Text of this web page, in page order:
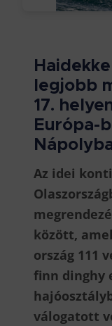
legjobb
17.
Európa-
Az idei
között,
ország 111
finn dinghy
válogatott